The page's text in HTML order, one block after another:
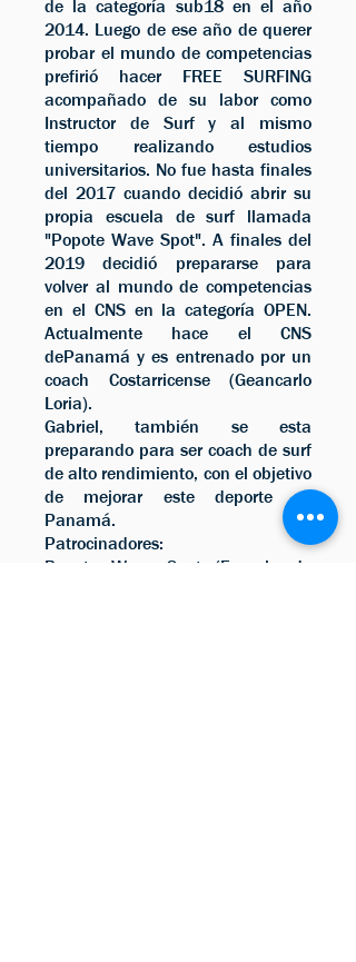
de la categoría sub18 en el año
2014. Luego de ese año de querer
probar el mundo de competencias
prefirió hacer FREE SURFING
acompañado de su labor como
Instructor de Surf y al mismo
tiempo realizando estudios
universitarios. No fue hasta finales
del 2017 cuando decidió abrir su
propia escuela de surf llamada
"Popote Wave Spot". A finales del
2019 decidió prepararse para
volver al mundo de competencias
en el CNS en la categoría OPEN.
Actualmente hace el CNS
dePanamá y es entrenado por un
coach Costarricense (Geancarlo
Loria).
Gabriel, también se esta
preparando para ser coach de surf
de alto rendimiento, con el objetivo
de mejorar este deporte en
Panamá.
Patrocinadores:
Popote Wave Spot (Escuela de